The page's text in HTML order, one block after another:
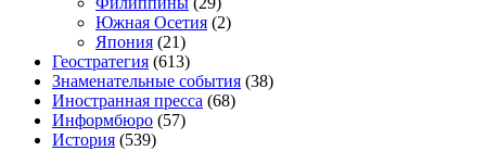
Южная Осетия (2)
Япония (21)
Геостратегия (613)
Знаменательные события (38)
Иностранная пресса (68)
Информбюро (57)
История (539)